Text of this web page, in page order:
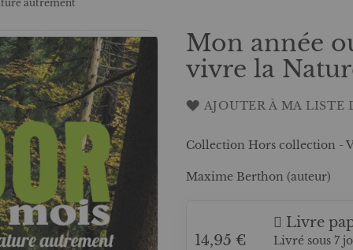
autrement
Mon année
vivre la
AJOUTER À MA LISTE
Collection Hors collection -
Maxime Berthon (auteur)
14,95 €
Livre
Livré sous 7